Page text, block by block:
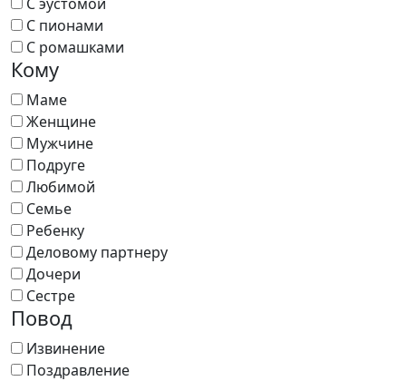
С пионами
С ромашками
Кому
Маме
Женщине
Мужчине
Подруге
Любимой
Семье
Ребенку
Деловому партнеру
Дочери
Сестре
Повод
Извинение
Поздравление